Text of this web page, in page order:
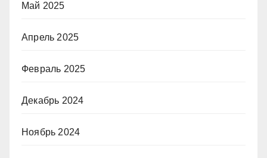
Май 2025
Апрель 2025
Февраль 2025
Декабрь 2024
Ноябрь 2024